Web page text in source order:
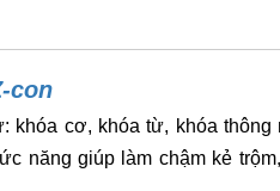
con
khóa cơ, khóa từ, khóa
năng giúp làm chậm kẻ